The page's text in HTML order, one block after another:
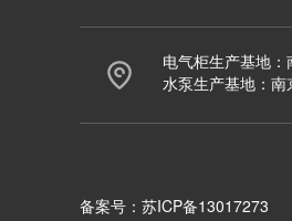
电气柜生产基地
水泵生产基地：
备案号： 苏ICP备13017273